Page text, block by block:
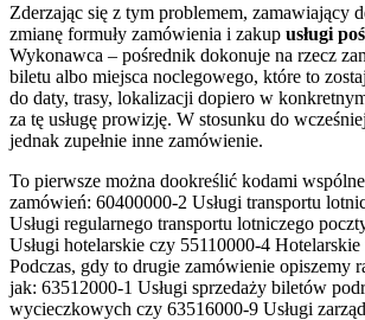
Zderzając się z tym problemem, zamawiający
zmianę formuły zamówienia i zakup usługi
Wykonawca – pośrednik dokonuje na rzecz
biletu albo miejsca noclegowego, które to
do daty, trasy, lokalizacji dopiero w
za tę usługę prowizję. W stosunku do
jednak zupełnie inne zamówienie.
To pierwsze można dookreślić kodami
zamówień: 60400000-2 Usługi transportu
Usługi regularnego transportu lotniczego
Usługi hotelarskie czy 55110000-4 Hotelarskie
Podczas, gdy to drugie zamówienie opiszemy
jak: 63512000-1 Usługi sprzedaży biletów
wycieczkowych czy 63516000-9 Usługi